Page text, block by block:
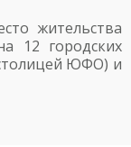
жительства
12 городских
ЮФО) и